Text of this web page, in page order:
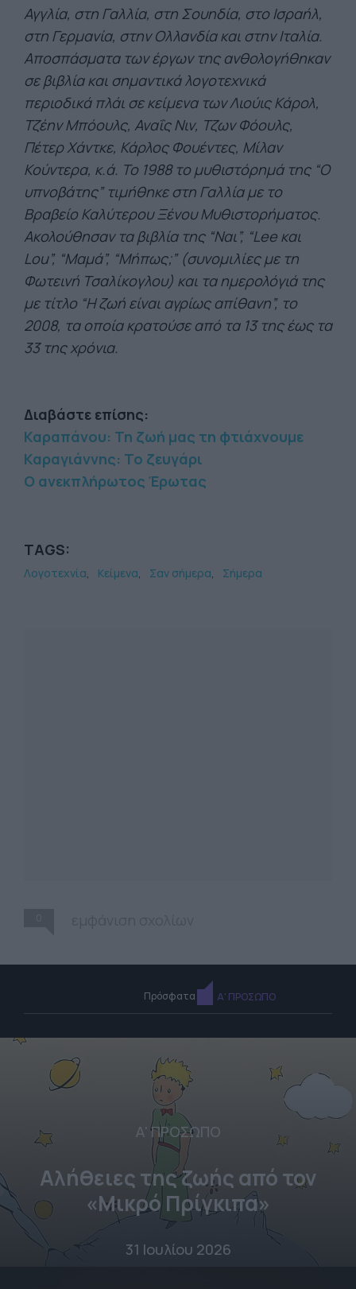
Αγγλία, στη Γαλλία, στη Σουηδία, στο Ισραήλ,
στη Γερμανία, στην Ολλανδία και στην Ιταλία.
Αποσπάσματα των έργων της ανθολογήθηκαν
σε βιβλία και σημαντικά λογοτεχνικά
περιοδικά πλάι σε κείμενα των Λιούις Κάρολ,
Τζέην Μπόουλς, Αναΐς Νιν, Τζων Φόουλς,
Πέτερ Χάντκε, Κάρλος Φουέντες, Μίλαν
Κούντερα, κ.ά. Το 1988 το μυθιστόρημά της “Ο
υπνοβάτης” τιμήθηκε στη Γαλλία με το
Βραβείο Καλύτερου Ξένου Μυθιστορήματος.
Ακολούθησαν τα βιβλία της “Ναι”, “Lee και
Lou”, “Μαμά”, “Μήπως;” (συνομιλίες με τη
Φωτεινή Τσαλίκογλου) και τα ημερολόγιά της
με τίτλο “Η ζωή είναι αγρίως απίθανη”, το
2008, τα οποία κρατούσε από τα 13 της έως τα
33 της χρόνια.
Διαβάστε επίσης:
Καραπάνου: Τη ζωή μας τη φτιάχνουμε
Καραγιάννης: Το ζευγάρι
Ο ανεκπλήρωτος Έρωτας
TAGS:
Λογοτεχνία Κείμενα Σαν σήμερα Σήμερα
Πρόσφατα Α' ΠΡΟΣΩΠΟ
Α' ΠΡΟΣΩΠΟ
Αλήθειες της ζωής από τον
«Μικρό Πρίγκιπα»
31 Ιουλίου 2026